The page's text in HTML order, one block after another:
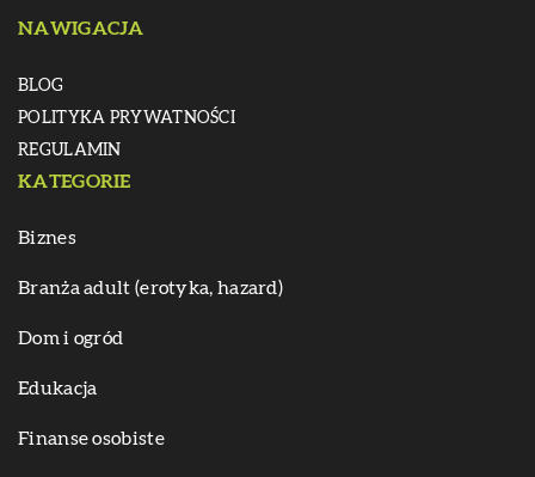
NAWIGACJA
BLOG
POLITYKA PRYWATNOŚCI
REGULAMIN
KATEGORIE
Biznes
Branża adult (erotyka, hazard)
Dom i ogród
Edukacja
Finanse osobiste